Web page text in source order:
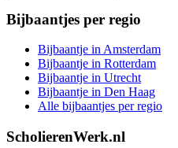
Bijbaantjes per regio
Bijbaantje in Amsterdam
Bijbaantje in Rotterdam
Bijbaantje in Utrecht
Bijbaantje in Den Haag
Alle bijbaantjes per regio
ScholierenWerk.nl